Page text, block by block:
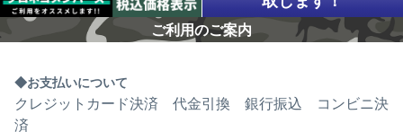
ご利用のご案内
お支払いについて
クレジットカード決済 代金引換 銀行振込 コンビニ決
済